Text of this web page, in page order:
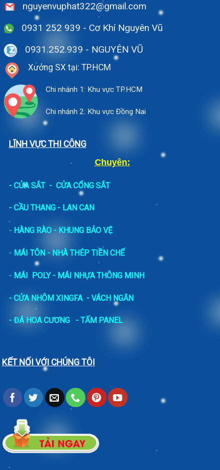
nguyenvuphat322@gmail.com
0931 252 939 - Cơ Khí Nguyên Vũ
0931.252.939 - NGUYÊN VŨ
Xưởng SX tại: TP.HCM
Chi nhánh 1: Khu vực TP.HCM
Chi nhánh 2: Khu vực Đồng Nai
LĨNH VỰC THI CÔNG
Chuyên:
- CỬA SẮT- CỬA CỔNG SẮT
- CẦU THANG - LAN CAN
- HÀNG RÀO - KHUNG BẢO VỆ
- MÁI TÔN - NHÀ THÉP TIỀN CHẾ
- MÁI POLY - MÁI NHỰA THÔNG MINH
- CỬA NHÔM XINGFA - VÁCH NGĂN
- ĐÁ HOA CƯƠNG - TẤM PANEL
KẾT NỐI VỚI CHÚNG TÔI